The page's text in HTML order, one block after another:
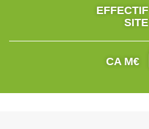
EFFECTIF
SITE
CA M€